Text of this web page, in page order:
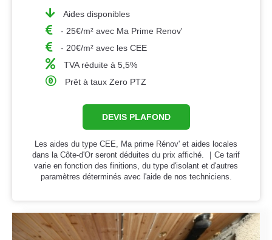
Aides disponibles
- 25€/m² avec Ma Prime Renov'
- 20€/m² avec les CEE
TVA réduite à 5,5%
Prêt à taux Zero PTZ
DEVIS PLAFOND
Les aides du type CEE, Ma prime Rénov' et aides locales
dans la Côte-d'Or seront déduites du prix affiché. ｜Ce tarif
varie en fonction des finitions, du type d'isolant et d'autres
paramètres déterminés avec l'aide de nos techniciens.